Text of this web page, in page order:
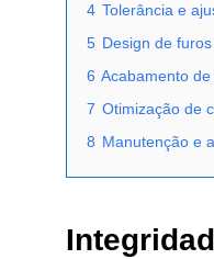
4 Tolerância e
5 Design de
6 Acabamento
7 Otimização de
8 Manutenção e